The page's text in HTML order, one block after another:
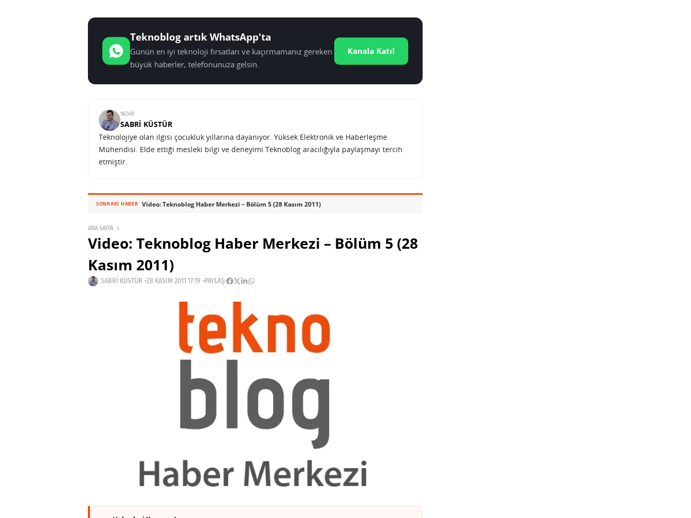
Teknoblog artık WhatsApp'ta
Günün en iyi teknoloji fırsatları ve kaçırmamanız gereken
büyük haberler, telefonunuza gelsin.
Kanala Katıl
YAZAR:
SABRI KÜSTÜR
Teknolojiye olan ilgisi çocukluk yıllarına dayanıyor. Yüksek Elektronik ve Haberleşme
Mühendisi. Elde ettiği mesleki bilgi ve deneyimi Teknoblog aracılığıyla paylaşmayı tercih
etmiştir.
SONRAKI HABER Video: Teknoblog Haber Merkezi – Bölüm 5 (28 Kasım 2011)
ANA SAYFA
Video: Teknoblog Haber Merkezi – Bölüm 5 (28
Kasım 2011)
SABRI KÜSTÜR 28 KASIM 2011 17:19 PAYLAŞ: